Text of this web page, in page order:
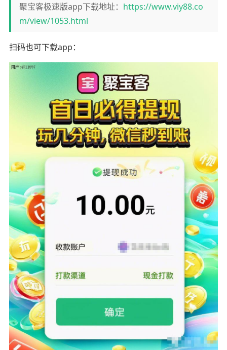
聚宝客极速版app下载地址： https://www.viy88.co
m/view/1053.html
扫码也可下载app：